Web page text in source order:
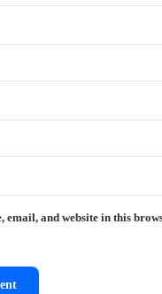
email, and website in this